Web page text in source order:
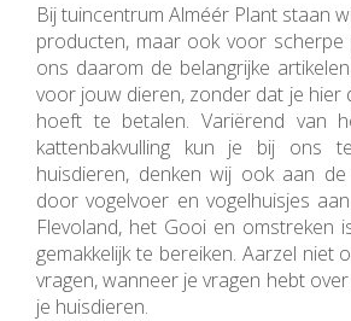
Bij tuincentrum Alméér Plant staan
producten, maar ook voor scherpe
ons daarom de belangrijke
voor jouw dieren, zonder dat je hier
hoeft te betalen. Variërend van
kattenbakvulling kun je bij ons
huisdieren, denken wij ook aan
door vogelvoer en vogelhuisjes
Flevoland, het Gooi en omstreken
gemakkelijk te bereiken. Aarzel niet
vragen, wanneer je vragen hebt
je huisdieren.